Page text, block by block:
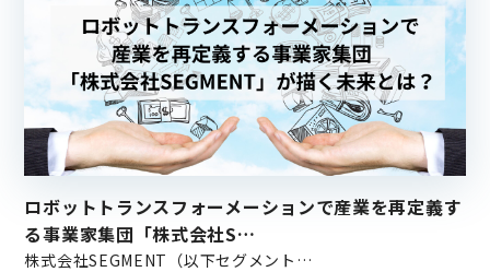
ロボットトランスフォーメーションで産業を再定義す
る事業家集団「株式会社S…
株式会社SEGMENT（以下セグメント…